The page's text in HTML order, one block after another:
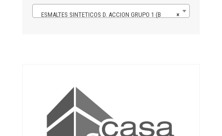
×
ESMALTES SINTETICOS D. ACCION GRUPO 1 (B